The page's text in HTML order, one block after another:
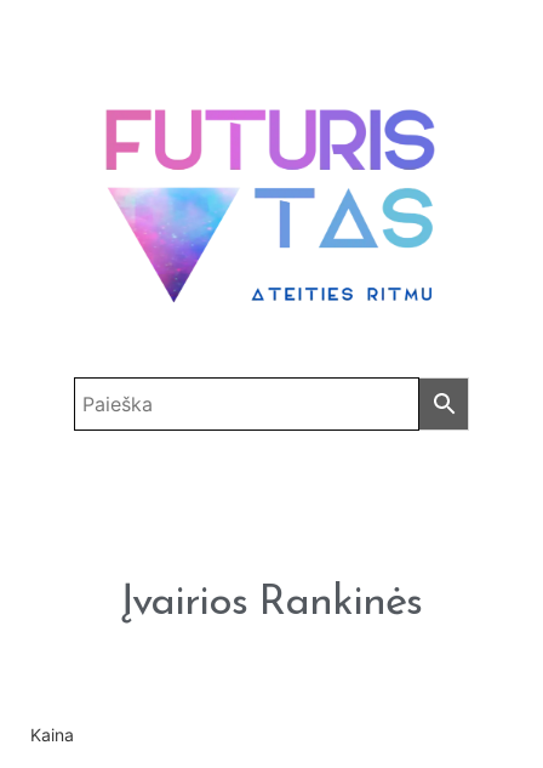
Įvairios Rankinės
Kaina